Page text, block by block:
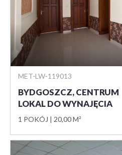
MET-LW-119013
BYDGOSZCZ, CENTRUM
LOKAL DO WYNAJĘCIA
1 POKÓJ 20,00 M²